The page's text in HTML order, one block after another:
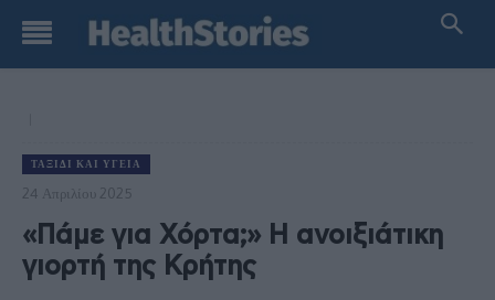
ΤΑΞΊΔΙ ΚΑΙ ΥΓΕΊΑ
24 Απριλίου 2025
«Πάμε για Χόρτα;» Η ανοιξιάτικη
γιορτή της Κρήτης